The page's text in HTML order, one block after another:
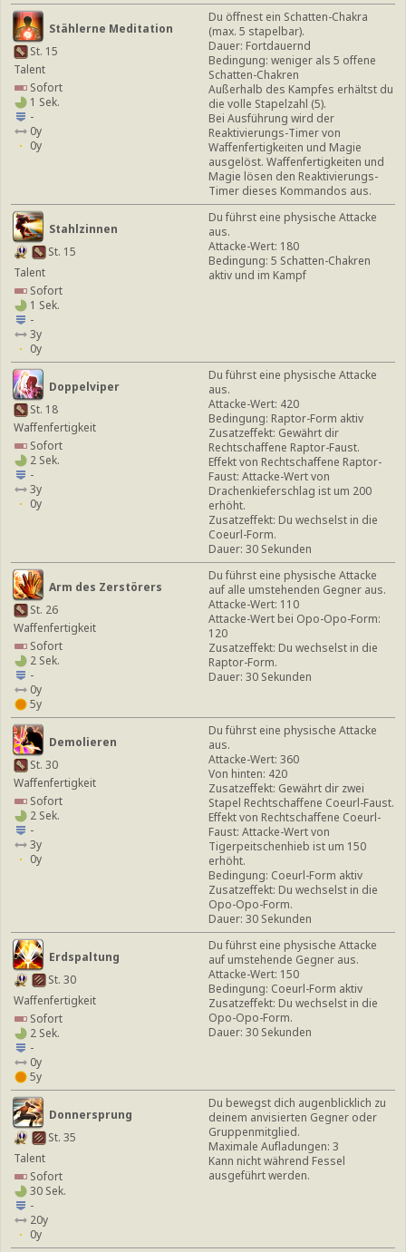
Stählerne Meditation
St. 15
Talent
Sofort
1 Sek.
-
0y
0y
Du öffnest ein Schatten-Chakra
(max. 5 stapelbar).
Dauer: Fortdauernd
Bedingung: weniger als 5 offene
Schatten-Chakren
Außerhalb des Kampfes erhältst du
die volle Stapelzahl (5).
Bei Ausführung wird der
Reaktivierungs-Timer von
Waffenfertigkeiten und Magie
ausgelöst. Waffenfertigkeiten und
Magie lösen den Reaktivierungs-
Timer dieses Kommandos aus.
Stahlzinnen
St. 15
Talent
Sofort
1 Sek.
-
3y
0y
Du führst eine physische Attacke
aus.
Attacke-Wert: 180
Bedingung: 5 Schatten-Chakren
aktiv und im Kampf
Doppelviper
St. 18
Waffenfertigkeit
Sofort
2 Sek.
-
3y
0y
Du führst eine physische Attacke
aus.
Attacke-Wert: 420
Bedingung: Raptor-Form aktiv
Zusatzeffekt: Gewährt dir
Rechtschaffene Raptor-Faust.
Effekt von Rechtschaffene Raptor-
Faust: Attacke-Wert von
Drachenkieferschlag ist um 200
erhöht.
Zusatzeffekt: Du wechselst in die
Coeurl-Form.
Dauer: 30 Sekunden
Arm des Zerstörers
St. 26
Waffenfertigkeit
Sofort
2 Sek.
-
0y
5y
Du führst eine physische Attacke
auf alle umstehenden Gegner aus.
Attacke-Wert: 110
Attacke-Wert bei Opo-Opo-Form:
120
Zusatzeffekt: Du wechselst in die
Raptor-Form.
Dauer: 30 Sekunden
Demolieren
St. 30
Waffenfertigkeit
Sofort
2 Sek.
-
3y
0y
Du führst eine physische Attacke
aus.
Attacke-Wert: 360
Von hinten: 420
Zusatzeffekt: Gewährt dir zwei
Stapel Rechtschaffene Coeurl-Faust.
Effekt von Rechtschaffene Coeurl-
Faust: Attacke-Wert von
Tigerpeitschenhieb ist um 150
erhöht.
Bedingung: Coeurl-Form aktiv
Zusatzeffekt: Du wechselst in die
Opo-Opo-Form.
Dauer: 30 Sekunden
Erdspaltung
St. 30
Waffenfertigkeit
Sofort
2 Sek.
-
0y
5y
Du führst eine physische Attacke
auf umstehende Gegner aus.
Attacke-Wert: 150
Bedingung: Coeurl-Form aktiv
Zusatzeffekt: Du wechselst in die
Opo-Opo-Form.
Dauer: 30 Sekunden
Donnersprung
St. 35
Talent
Sofort
30 Sek.
-
20y
0y
Du bewegst dich augenblicklich zu
deinem anvisierten Gegner oder
Gruppenmitglied.
Maximale Aufladungen: 3
Kann nicht während Fessel
ausgeführt werden.